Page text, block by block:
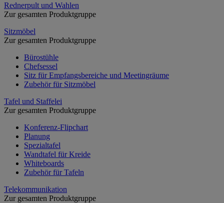
Rednerpult und Wahlen
Zur gesamten Produktgruppe
Sitzmöbel
Zur gesamten Produktgruppe
Bürostühle
Chefsessel
Sitz für Empfangsbereiche und Meetingräume
Zubehör für Sitzmöbel
Tafel und Staffelei
Zur gesamten Produktgruppe
Konferenz-Flipchart
Planung
Spezialtafel
Wandtafel für Kreide
Whiteboards
Zubehör für Tafeln
Telekommunikation
Zur gesamten Produktgruppe